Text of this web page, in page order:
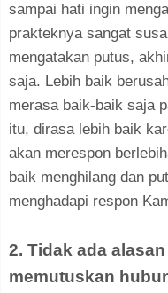
sampai hati ingin
prakteknya sangat
mengatakan putus,
saja. Lebih baik
merasa baik-baik saja
itu, dirasa lebih baik
akan merespon
baik menghilang dan
menghadapi respon
2. Tidak ada
memutuskan